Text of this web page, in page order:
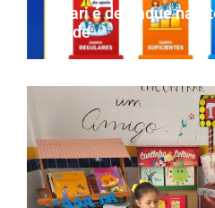
Parari é destaque na
Saúde